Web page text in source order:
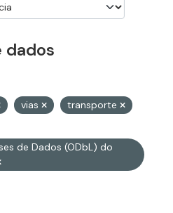
dados
vias
transporte
de Dados (ODbL) do